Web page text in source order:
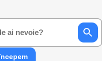
ai nevoie?